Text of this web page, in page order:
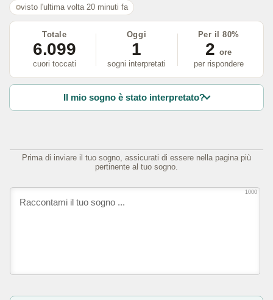
visto l'ultima volta 20 minuti fa
Totale
6.099
cuori toccati
Oggi
1
sogni interpretati
Per il 80%
2 ore
per rispondere
Il mio sogno è stato interpretato?
Prima di inviare il tuo sogno, assicurati di essere nella pagina più
pertinente al tuo sogno.
1000